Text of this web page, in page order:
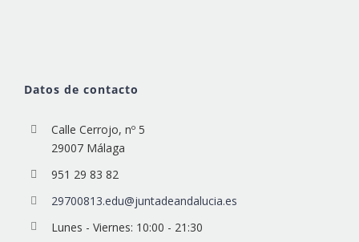
Datos de contacto
Calle Cerrojo, nº 5
29007 Málaga
951 29 83 82
29700813.edu@juntadeandalucia.es
Lunes - Viernes: 10:00 - 21:30